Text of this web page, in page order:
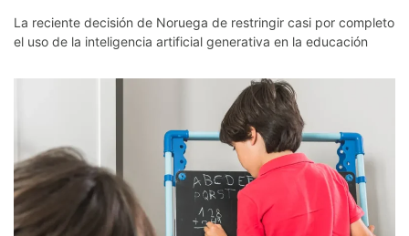
La reciente decisión de Noruega de restringir casi por completo
el uso de la inteligencia artificial generativa en la educación